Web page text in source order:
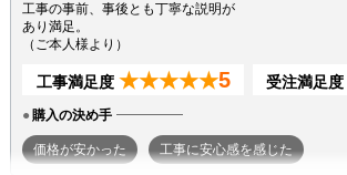
工事の事前、事後とも丁寧な説明が
あり満足。
（ご本人様より）
工事満足度 ★★★★★5 受注満足度
購入の決め手
価格が安かった 工事に安心感を感じた